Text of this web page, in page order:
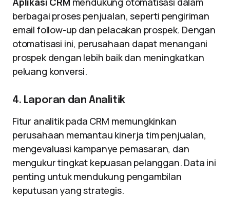
berbagai proses penjualan, seperti pengiriman
email follow-up dan pelacakan prospek. Dengan
otomatisasi ini, perusahaan dapat menangani
prospek dengan lebih baik dan meningkatkan
peluang konversi.
4. Laporan dan Analitik
Fitur analitik pada CRM memungkinkan
perusahaan memantau kinerja tim penjualan,
mengevaluasi kampanye pemasaran, dan
mengukur tingkat kepuasan pelanggan. Data ini
penting untuk mendukung pengambilan
keputusan yang strategis.